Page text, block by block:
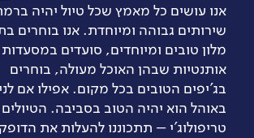
אנו עושים כל מאמץ שכל טיול יהיה
שירותים גבוהה ומיוחדת. אנו בוחרים
מלון טובים ומיוחדים, סועדים במסעדות
אותנטיות שבהן האוכל מעולה, בוחרים
בג’יפים הטובים בכל מקום. אפילו אם
באוהל הוא יהיה הטוב בסביבה.
טריפולוג'י – תתכוננו להעלות את